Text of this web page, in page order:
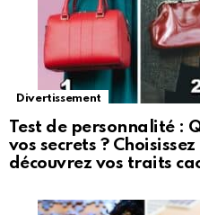
Divertissement
Test de personnalité :
vos secrets ?
découvrez vos traits